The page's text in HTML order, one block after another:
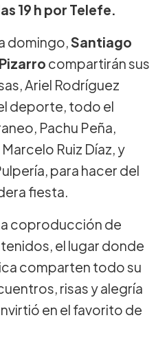
19 h por Telefe.
domingo, Santiago
compartirán sus
Ariel Rodríguez
deporte, todo el
Pachu Peña,
Ruiz Díaz, y
para hacer del
fiesta.
coproducción de
el lugar donde
comparten todo su
risas y alegría
en el favorito de